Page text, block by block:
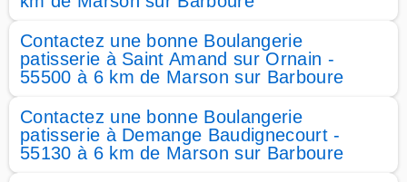
Contactez une bonne Boulangerie
patisserie à Saint Amand sur Ornain -
55500 à 6 km de Marson sur Barboure
Contactez une bonne Boulangerie
patisserie à Demange Baudignecourt -
55130 à 6 km de Marson sur Barboure